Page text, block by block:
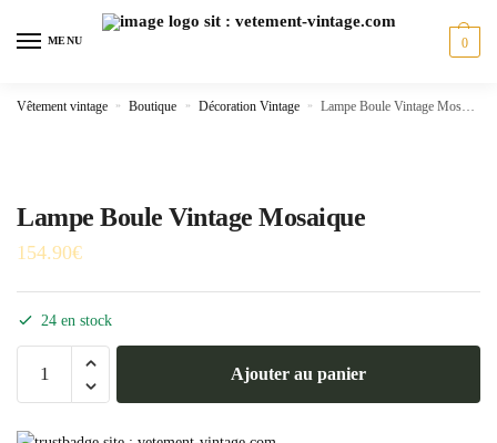
MENU 0
Vêtement vintage » Boutique » Décoration Vintage » Lampe Boule Vintage Mosaique
Lampe Boule Vintage Mosaique
154.90€
24 en stock
Boule
Ajouter au panier